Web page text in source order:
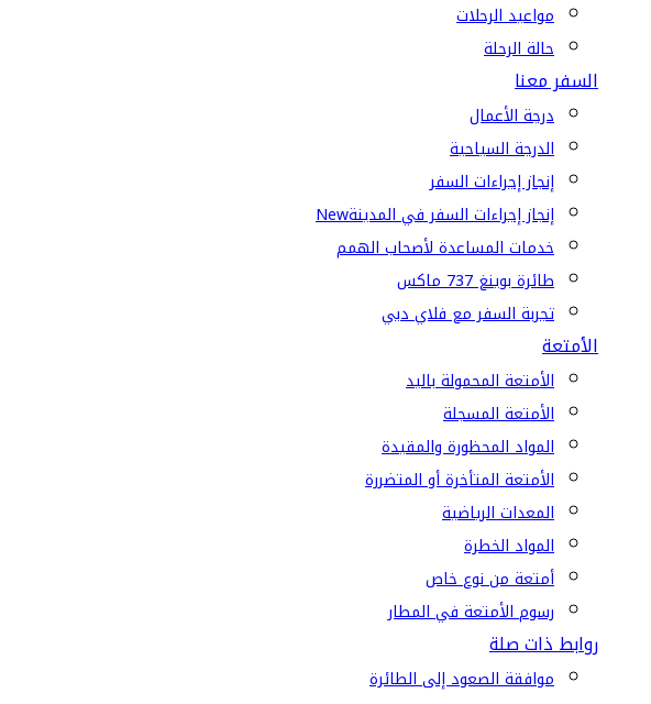
مواعيد الرحلات
حالة الرحلة
السفر معنا
درجة الأعمال
الدرجة السياحية
إنجاز إجراءات السفر
إنجاز إجراءات السفر في المدينةNew
خدمات المساعدة لأصحاب الهمم
طائرة بوينغ 737 ماكس
تجربة السفر مع فلاي دبي
الأمتعة
الأمتعة المحمولة باليد
الأمتعة المسجلة
المواد المحظورة والمقيدة
الأمتعة المتأخرة أو المتضررة
المعدات الرياضية
المواد الخطرة
أمتعة من نوع خاص
رسوم الأمتعة في المطار
روابط ذات صلة
موافقة الصعود إلى الطائرة